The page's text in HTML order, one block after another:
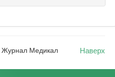
Наверх
Медикал